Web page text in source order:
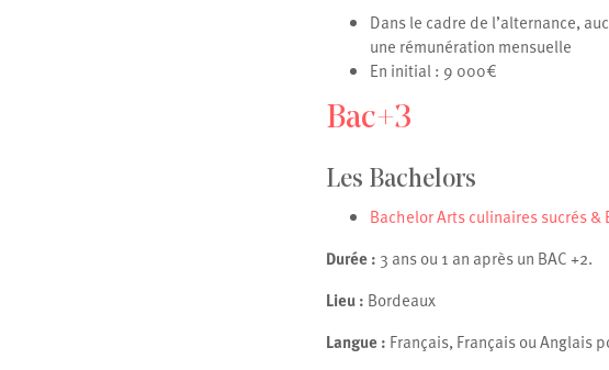
Dans le cadre de l’alternance,
une rémunération mensuelle
En initial : 9 000€
Bac+3
Les Bachelors
Bachelor Arts culinaires sucrés
Durée : 3 ans ou 1 an après un BAC +2.
Lieu : Bordeaux
Langue : Français, Français ou Anglais